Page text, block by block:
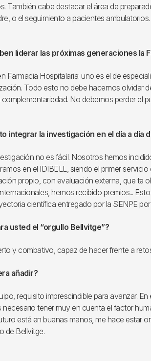
También cabe destacar el área de
o el seguimiento a pacientes
liderar las próximas generaciones la
Farmacia Hospitalaria: uno es el de
Todo esto no debe hacernos olvidar
No debemos perder el
integrar la investigación en el día a día
no es fácil. Nosotros hemos
en el IDIBELL, siendo el primer
propio, con evaluación externa, que te
hemos recibido premios...
científica entregado por la SENPE
usted el “orgullo Bellvitge”?
y combativo, capaz de hacer frente a
añadir?
requisito imprescindible para avanzar.
tener muy en cuenta el factor
está en buenas manos, me hace estar
de Bellvitge.